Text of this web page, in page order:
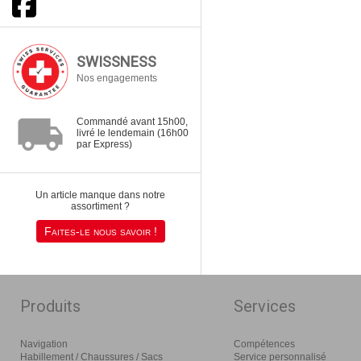
SWISSNESS
Nos engagements
local_shipping
Commandé avant 15h00,
livré le lendemain (16h00
par Express)
Un article manque dans notre
assortiment ?
Faites-le nous savoir !
Produits
Navigation
Habillement / Chaussures / Sacs
Services
Compétences
Service personnalisé